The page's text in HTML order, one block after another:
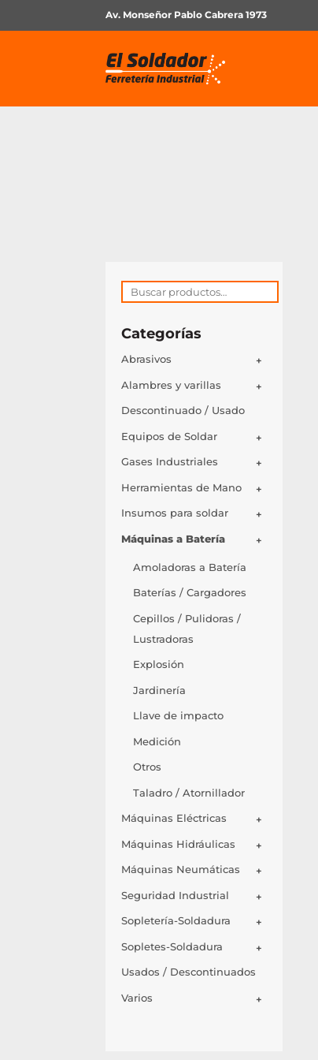
Av. Monseñor Pablo Cabrera 1973
Buscar
Categorías
+
Abrasivos
+
Alambres y varillas
Descontinuado / Usado
+
Equipos de Soldar
+
Gases Industriales
+
Herramientas de Mano
+
Insumos para soldar
+
Máquinas a Batería
Amoladoras a Batería
Baterías / Cargadores
Cepillos / Pulidoras /
Lustradoras
Explosión
Jardinería
Llave de impacto
Medición
Otros
Taladro / Atornillador
+
Máquinas Eléctricas
+
Máquinas Hidráulicas
+
Máquinas Neumáticas
+
Seguridad Industrial
+
Sopletería-Soldadura
+
Sopletes-Soldadura
Usados / Descontinuados
+
Varios